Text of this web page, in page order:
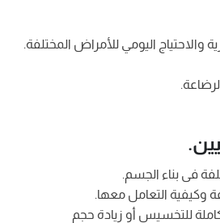
فى بناء الجسم.
وكيفية التعامل معها.
للتخسيس أو زيادة حجم